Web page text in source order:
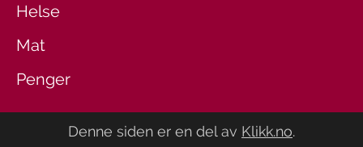
Helse
Mat
Penger
Denne siden er en del av Klikk.no.